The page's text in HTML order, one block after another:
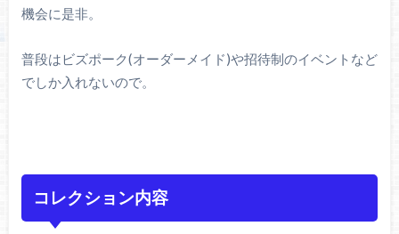
機会に是非。
普段はビズポーク(オーダーメイド)や招待制のイベントなど
でしか入れないので。
コレクション内容